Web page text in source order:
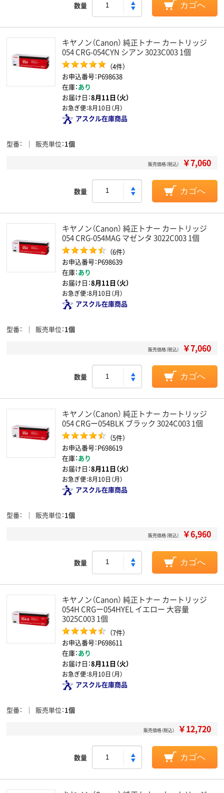
数量 カゴへ
キヤノン（Canon） 純正トナー カートリッジ
054 CRG-054CYN シアン 3023C003 1個
（4件）
お申込番号：P698638
在庫：あり
お届け日：8月11日（火）
お急ぎ便：8月10日（月）
アスクル在庫商品
型番 販売単位 1個
販売価格（税込） ￥7,060
数量 カゴへ
キヤノン（Canon） 純正トナー カートリッジ
054 CRG-054MAG マゼンタ 3022C003 1個
（6件）
お申込番号：P698639
在庫：あり
お届け日：8月11日（火）
お急ぎ便：8月10日（月）
アスクル在庫商品
型番 販売単位 1個
販売価格（税込） ￥7,060
数量 カゴへ
キヤノン（Canon） 純正トナー カートリッジ
054 CRGー054BLK ブラック 3024C003 1個
（5件）
お申込番号：P698619
在庫：あり
お届け日：8月11日（火）
お急ぎ便：8月10日（月）
アスクル在庫商品
型番 販売単位 1個
販売価格（税込） ￥6,960
数量 カゴへ
キヤノン（Canon） 純正トナー カートリッジ
054H CRGー054HYEL イエロー 大容量
3025C003 1個
（7件）
お申込番号：P698611
在庫：あり
お届け日：8月11日（火）
お急ぎ便：8月10日（月）
アスクル在庫商品
型番 販売単位 1個
販売価格（税込） ￥12,720
数量 カゴへ